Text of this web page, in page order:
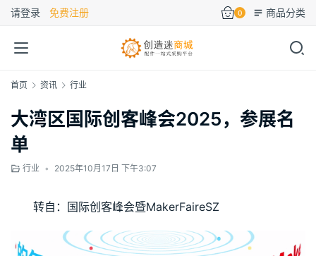
请登录 免费注册 0 商品分类
首页 资讯 行业
大湾区国际创客峰会2025，参展名
单
行业 • 2025年10月17日 下午3:07
转自：国际创客峰会暨MakerFaireSZ